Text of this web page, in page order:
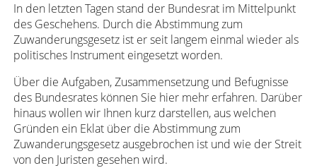
In den letzten Tagen stand der Bundesrat im Mittelpunkt
des Geschehens. Durch die Abstimmung zum
Zuwanderungsgesetz ist er seit langem einmal wieder als
politisches Instrument eingesetzt worden.
Über die Aufgaben, Zusammensetzung und Befugnisse
des Bundesrates können Sie hier mehr erfahren. Darüber
hinaus wollen wir Ihnen kurz darstellen, aus welchen
Gründen ein Eklat über die Abstimmung zum
Zuwanderungsgesetz ausgebrochen ist und wie der Streit
von den Juristen gesehen wird.